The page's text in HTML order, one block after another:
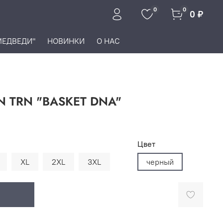
0 0 0 ₽
НОВИНКИ О НАС
"BASKET DNA"
XL 2XL 3XL
Цвет
черный